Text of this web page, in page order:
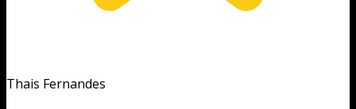
Thais Fernandes